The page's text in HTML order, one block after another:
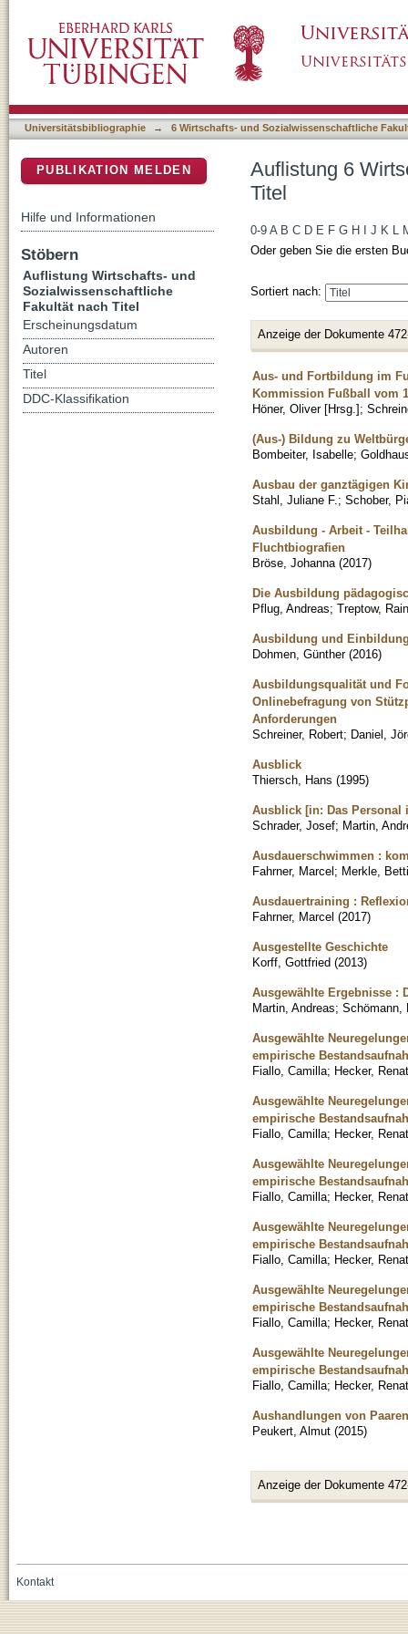
Universitätsbibliographie → 6 Wirtschafts- und Sozialwissenschaftliche
Auflistung 6
Titel
0-9 A B C D E F G H J K L
Oder geben Sie die ersten
Sortiert nach:
Anzeige der Dokumente
Aus- und Fortbildung im
Kommission Fußball vom
Höner, Oliver [Hrsg.];
(Aus-) Bildung zu
Bombeiter, Isabelle;
Ausbau der ganztägigen
Stahl, Juliane F. ; Schober,
Ausbildung - Arbeit -
Fluchtbiografien
Bröse, Johanna (2017)
Die Ausbildung
Pflug, Andreas; Treptow,
Ausbildung und
Dohmen, Günther (2016)
Ausbildungsqualität und
Onlinebefragung von
Anforderungen
Schreiner, Robert; Daniel,
Ausblick
Thiersch, Hans (1995)
Ausblick [in: Das Personal
Schrader, Josef; Martin,
Ausdauerschwimmen :
Fahrner, Marcel; Merkle,
Ausdauertraining :
Fahrner, Marcel (2017)
Ausgestellte Geschichte
Korff, Gottfried (2013)
Ausgewählte Ergebnisse :
Martin, Andreas; Schömann,
Ausgewählte
empirische
Fiallo, Camilla; Hecker,
Ausgewählte
empirische
Fiallo, Camilla; Hecker,
Ausgewählte
empirische
Fiallo, Camilla; Hecker,
Ausgewählte
empirische
Fiallo, Camilla; Hecker,
Ausgewählte
empirische
Fiallo, Camilla; Hecker,
Ausgewählte
empirische
Fiallo, Camilla; Hecker,
Aushandlungen von
Peukert, Almut (2015)
Anzeige der Dokumente
PUBLIKATION MELDEN
Hilfe und Informationen
Stöbern
Auflistung Wirtschafts- und
Sozialwissenschaftliche
Fakultät nach Titel
Erscheinungsdatum
Autoren
Titel
DDC-Klassifikation
Kontakt